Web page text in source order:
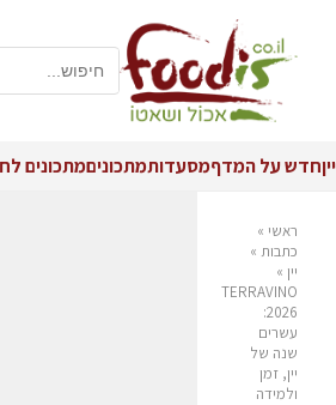
ייןחדש על המדףמסעדותמתכוניםמתכונים
ראשי »
כתבות »
יין »
TERRAVINO
2026:
עשרים
שנה של
יין, זמן
ולמידה